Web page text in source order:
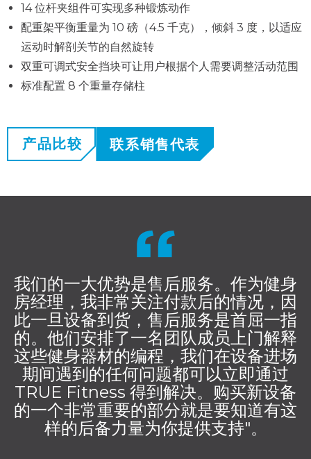
14 位杆夹组件可实现多种锻炼动作
配重架平衡重量为 10 磅（4.5 千克），倾斜 3 度，以适应
运动时解剖关节的自然旋转
双重可调式安全挡块可让用户根据个人需要调整活动范围
标准配置 8 个重量存储柱
产品比较 联系销售代表
我们的一大优势是售后服务。作为健身
房经理，我非常关注付款后的情况，因
此一旦设备到货，售后服务是首屈一指
的。他们安排了一名团队成员上门解释
这些健身器材的编程，我们在设备进场
期间遇到的任何问题都可以立即通过
TRUE Fitness 得到解决。购买新设备
的一个非常重要的部分就是要知道有这
样的后备力量为你提供支持"。